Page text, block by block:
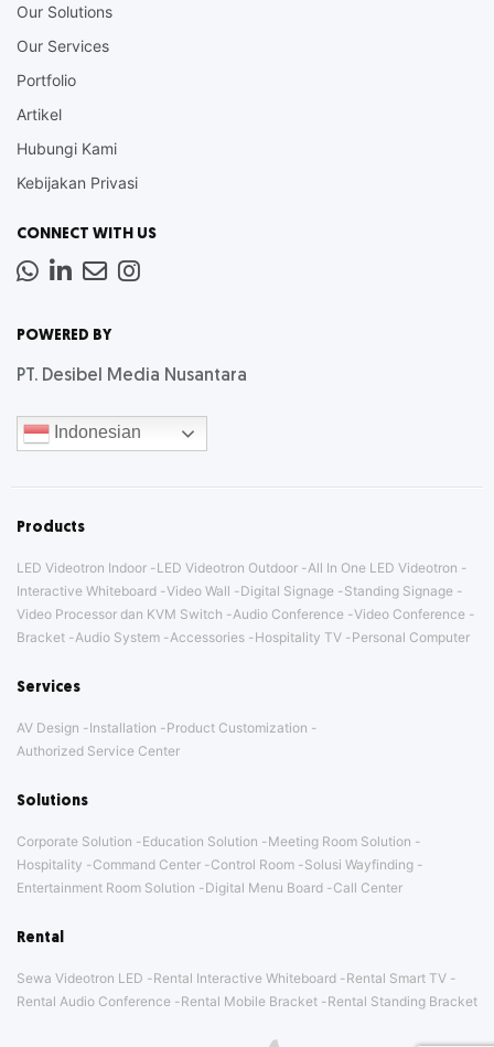
Our Solutions
Our Services
Portfolio
Artikel
Hubungi Kami
Kebijakan Privasi
CONNECT WITH US
Whatsapp
LinkedIn
NewsInstagram
POWERED BY
PT. Desibel Media Nusantara
Indonesian
Products
LED Videotron Indoor LED Videotron Outdoor
All In One LED Videotron
Interactive Whiteboard Video Wall Digital Signage
Standing Signage
Video Processor dan KVM Switch
Audio Conference Video Conference
Bracket
Audio System Accessories Hospitality TV Personal Computer
Services
AV Design Installation
Product Customization
Authorized Service Center
Solutions
Corporate Solution Education Solution
Meeting Room Solution
Hospitality
Command Center Control Room
Solusi Wayfinding
Entertainment Room Solution
Digital Menu Board Call Center
Rental
Sewa Videotron LED Rental Interactive Whiteboard
Rental Smart TV
Rental Audio Conference
Rental Mobile Bracket Rental Standing Bracket